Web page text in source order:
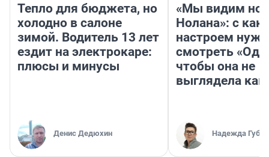
Тепло для бюджета, но
холодно в салоне
зимой. Водитель 13 лет
ездит на электрокаре:
плюсы и минусы
Денис Дедюхин
«Мы видим
Нолана»: с
настроем
смотреть
чтобы она не
выглядела как
Надежда